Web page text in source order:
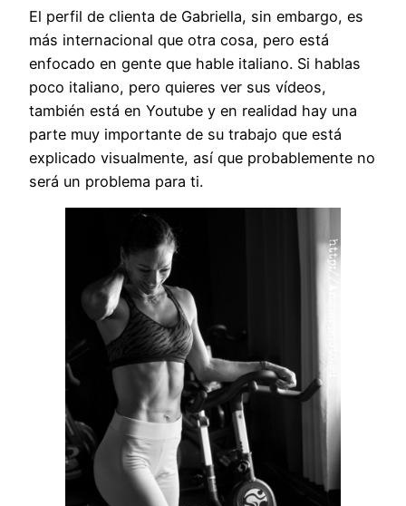
El perfil de clienta de Gabriella, sin embargo, es
más internacional que otra cosa, pero está
enfocado en gente que hable italiano. Si hablas
poco italiano, pero quieres ver sus vídeos,
también está en Youtube y en realidad hay una
parte muy importante de su trabajo que está
explicado visualmente, así que probablemente no
será un problema para ti.